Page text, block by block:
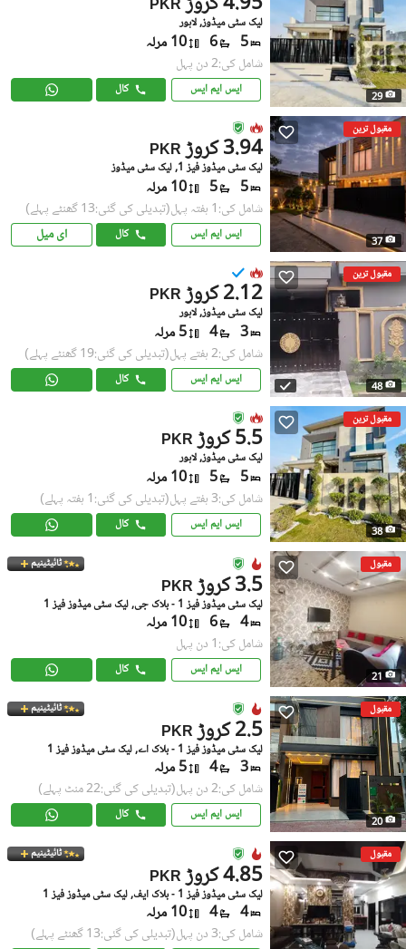
29
PKR
لیک سٹی میڈوز, لاہور
5
6 10 مرلہ
شامل کی:2 دن پہل
ایس ایم ایس کال
مقبول ترین
37
PKR 3.94 کروڑ
لیک سٹی میڈوز فیز 1, لیک سٹی میڈوز
5
5 10 مرلہ
شامل کی:1 ہفتہ پہل (تبدیلی کی گئی:13 گھنٹے پہلے)
ایس ایم ایس کال ای میل
مقبول ترین
48
PKR 2.12 کروڑ
لیک سٹی میڈوز, لاہور
3
4 5 مرلہ
شامل کی:2 ہفتے پہل (تبدیلی کی گئی:19 گھنٹے پہلے)
ایس ایم ایس کال
مقبول ترین
38
PKR 5.5 کروڑ
لیک سٹی میڈوز, لاہور
5
5 10 مرلہ
شامل کی:3 ہفتے پہل (تبدیلی کی گئی:1 ہفتہ پہلے)
ایس ایم ایس کال
مقبول
21
ٹائیٹینیم
PKR 3.5 کروڑ
لیک سٹی میڈوز فیز 1 - بلاک جی, لیک سٹی میڈوز فیز 1
4
6 10 مرلہ
شامل کی:1 دن پہل
ایس ایم ایس کال
مقبول
20
ٹائیٹینیم
PKR 2.5 کروڑ
لیک سٹی میڈوز فیز 1 - بلاک اے, لیک سٹی میڈوز فیز 1
3
4 5 مرلہ
شامل کی:2 دن پہل (تبدیلی کی گئی:22 منٹ پہلے)
ایس ایم ایس کال
مقبول ٹائیٹینیم
PKR 4.85 کروڑ
لیک سٹی میڈوز فیز 1 - بلاک ایف, لیک سٹی میڈوز فیز 1
4
4 10 مرلہ
شامل کی:3 دن پہل (تبدیلی کی گئی:13 گھنٹے پہلے)